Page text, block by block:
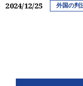
2024/12/25 外国の判